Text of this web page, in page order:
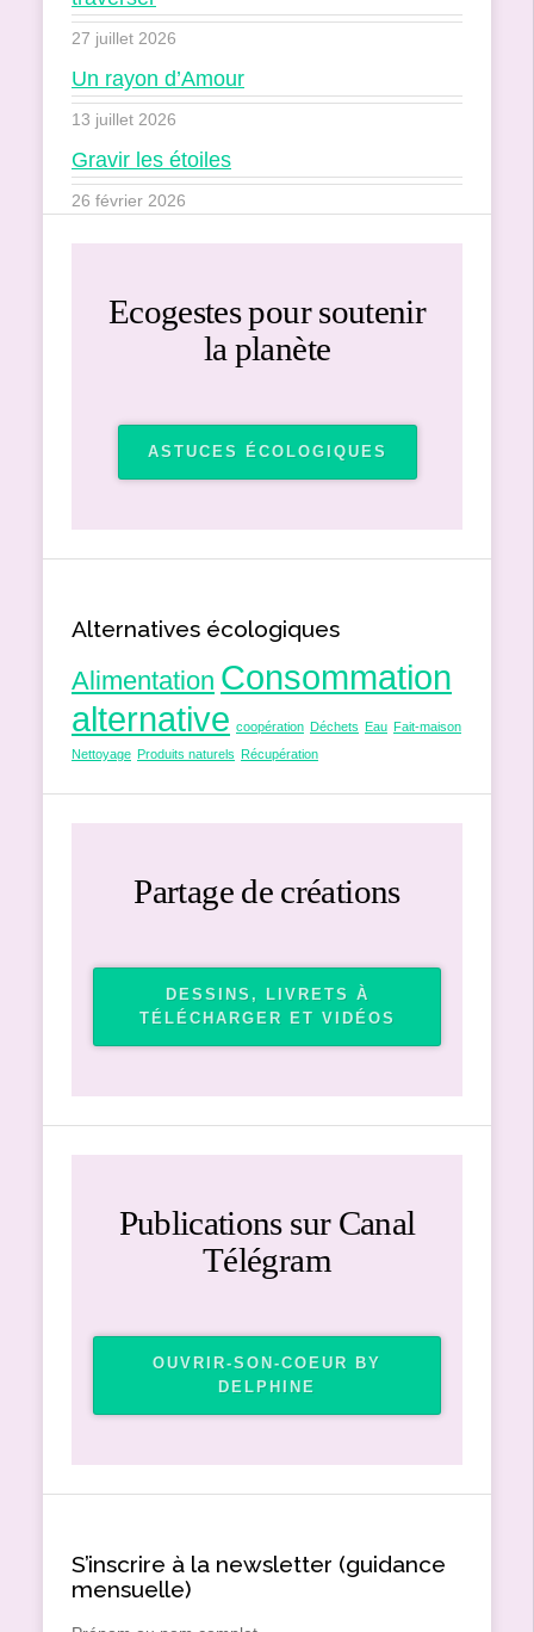
27 juillet 2026
Un rayon d’Amour
13 juillet 2026
Gravir les étoiles
26 février 2026
Ecogestes pour soutenir
la planète
ASTUCES ÉCOLOGIQUES
Alternatives écologiques
Alimentation Consommation
alternative coopération Déchets Eau Fait-maison
Nettoyage Produits naturels Récupération
Partage de créations
DESSINS, LIVRETS À
TÉLÉCHARGER ET VIDÉOS
Publications sur Canal
Télégram
OUVRIR-SON-COEUR BY
DELPHINE
S’inscrire à la newsletter (guidance
mensuelle)